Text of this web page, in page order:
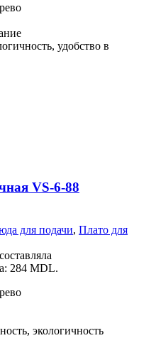
удобство в
VS-6-88
для подачи, Плато для
284 MDL.
экологичность